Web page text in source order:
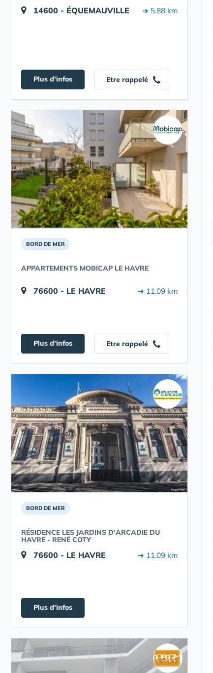
14600 - ÉQUEMAUVILLE ➔ 5.88 km
Plus d'infos Etre rappelé
BORD DE MER
APPARTEMENTS MOBICAP LE HAVRE
76600 - LE HAVRE ➔ 11.09 km
Plus d'infos Etre rappelé
BORD DE MER
RÉSIDENCE LES JARDINS D'ARCADIE DU
HAVRE - RENÉ COTY
76600 - LE HAVRE ➔ 11.09 km
Plus d'infos